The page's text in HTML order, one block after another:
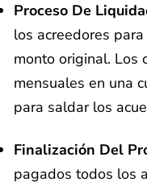
Proceso De
los acreedores
monto original. Los
mensuales en una
para saldar los
Finalización Del
pagados todos los